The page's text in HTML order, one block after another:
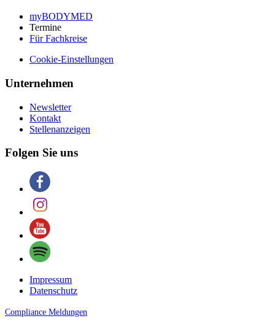
myBODYMED
Termine
Für Fachkreise
Cookie-Einstellungen
Unternehmen
Newsletter
Kontakt
Stellenanzeigen
Folgen Sie uns
Impressum
Datenschutz
Compliance Meldungen